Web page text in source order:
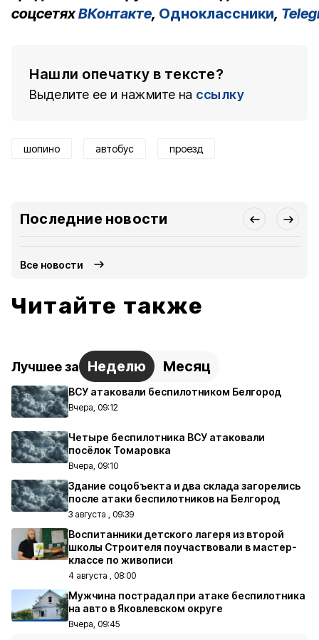
соцсетяхВКонтакте, Одноклассники,
Нашли опечатку в тексте?
Выделите ее и нажмите на ссылку
шопино автобус проезд
Последние новости
Все новости
Читайте также
Лучшее за Неделю Месяц
ВСУ атаковали беспилотником Белгород
Вчера, 09:12
Четыре беспилотника ВСУ атаковали
посёлок Томаровка
Вчера, 09:10
Здание соцобъекта и два склада загорелись
после атаки беспилотников на Белгород
3 августа , 09:39
Воспитанники детского лагеря из второй
школы Строителя поучаствовали в мастер-
классе по живописи
4 августа , 08:00
Мужчина пострадал при атаке беспилотника
на авто в Яковлевском округе
Вчера, 09:45